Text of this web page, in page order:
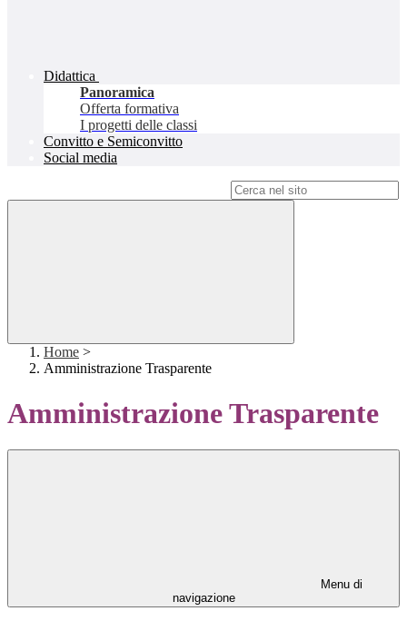
Didattica
Panoramica
Offerta formativa
I progetti delle classi
Convitto e Semiconvitto
Social media
Home >
Amministrazione Trasparente
Amministrazione Trasparente
Menu di
navigazione